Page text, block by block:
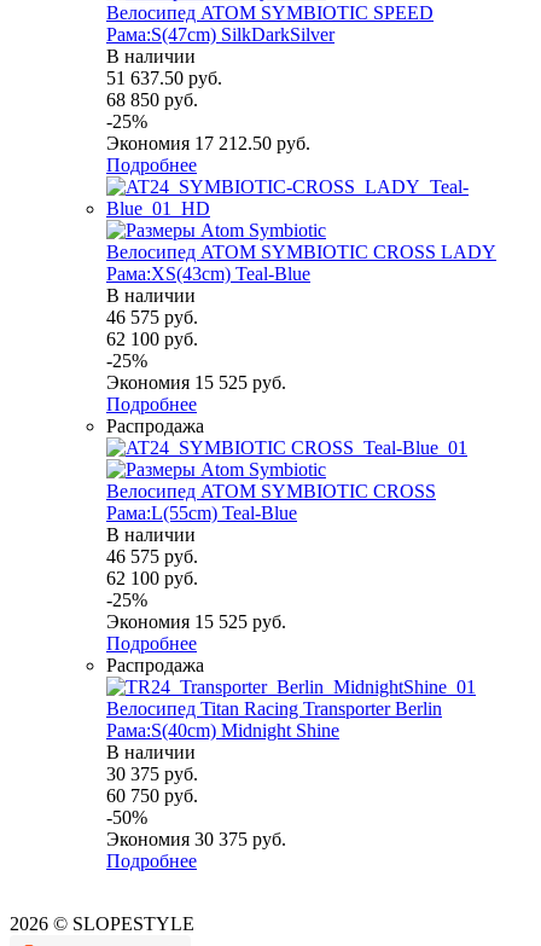
Велосипед ATOM SYMBIOTIC SPEED
Рама:S(47cm) SilkDarkSilver
В наличии
51 637.50 руб.
68 850 руб.
-25%
Экономия 17 212.50 руб.
Подробнее
Велосипед ATOM SYMBIOTIC CROSS LADY
Рама:XS(43cm) Teal-Blue
В наличии
46 575 руб.
62 100 руб.
-25%
Экономия 15 525 руб.
Подробнее
Распродажа
Велосипед ATOM SYMBIOTIC CROSS
Рама:L(55cm) Teal-Blue
В наличии
46 575 руб.
62 100 руб.
-25%
Экономия 15 525 руб.
Подробнее
Распродажа
Велосипед Titan Racing Transporter Berlin
Рама:S(40cm) Midnight Shine
В наличии
30 375 руб.
60 750 руб.
-50%
Экономия 30 375 руб.
Подробнее
2026 © SLOPESTYLE